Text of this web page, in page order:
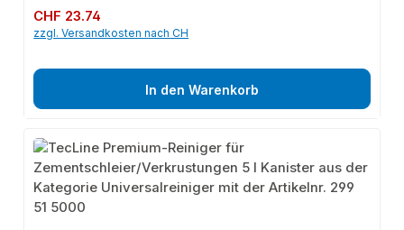
Regulärer Preis:
CHF 23.74
zzgl. Versandkosten nach CH
In den Warenkorb